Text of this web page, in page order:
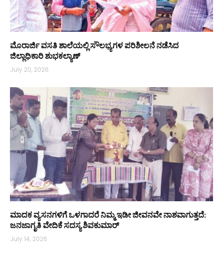
ಮೊರಾರ್ಜಿ ವಸತಿ ಶಾಲೆಯಲ್ಲಿ ಸೌಲಭ್ಯಗಳ ಪರಿಶೀಲನೆ ನಡೆಸಿದ
ಜಿಲ್ಲಾಧಿಕಾರಿ ಶುಭಕಲ್ಯಾಣ್
July 20, 2026
ಮಾದಕ ವ್ಯಸನಗಳಿಗೆ ಒಳಗಾದರೆ ನಿಮ್ಮ ಇಡೀ ಜೀವನವೇ ನಾಶವಾಗುತ್ತದೆ:
ಜನಜಾಗೃತಿ ವೇದಿಕೆ ಸದಸ್ಯ ಶಿವಕುಮಾರ್
July 14, 2026